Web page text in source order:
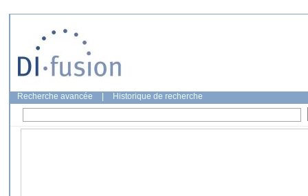
Recherche avancée Historique de recherche